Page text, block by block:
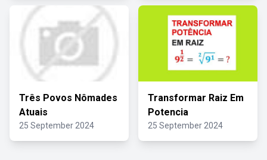
Três Povos Nômades
Atuais
25 September 2024
Transformar Raiz Em
Potencia
25 September 2024